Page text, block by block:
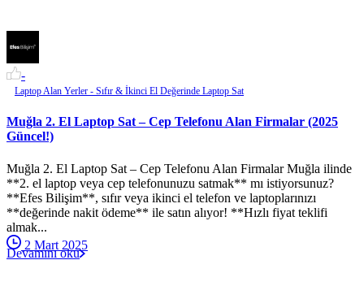
-
Laptop Alan Yerler - Sıfır & İkinci El Değerinde Laptop Sat
Muğla 2. El Laptop Sat – Cep Telefonu Alan Firmalar (2025
Güncel!)
Muğla 2. El Laptop Sat – Cep Telefonu Alan Firmalar Muğla ilinde
**2. el laptop veya cep telefonunuzu satmak** mı istiyorsunuz?
**Efes Bilişim**, sıfır veya ikinci el telefon ve laptoplarınızı
**değerinde nakit ödeme** ile satın alıyor! **Hızlı fiyat teklifi
almak...
2 Mart 2025
Devamını oku